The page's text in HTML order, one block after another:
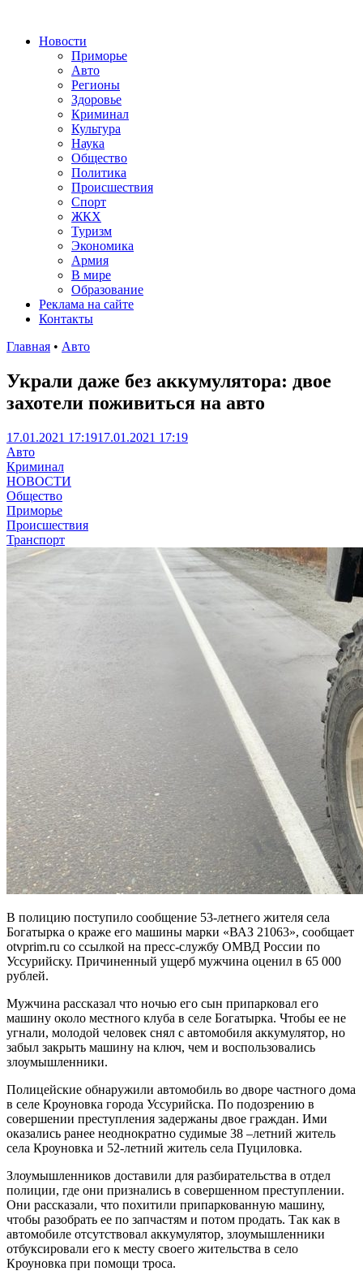
Новости
Приморье
Авто
Регионы
Здоровье
Криминал
Культура
Наука
Общество
Политика
Происшествия
Спорт
ЖКХ
Туризм
Экономика
Армия
В мире
Образование
Реклама на сайте
Контакты
Главная • Авто
Украли даже без аккумулятора: двое
захотели поживиться на авто
17.01.2021 17:1917.01.2021 17:19
Авто
Криминал
НОВОСТИ
Общество
Приморье
Происшествия
Транспорт
В полицию поступило сообщение 53-летнего жителя села
Богатырка о краже его машины марки «ВАЗ 21063», сообщает
otvprim.ru со ссылкой на пресс-службу ОМВД России по
Уссурийску. Причиненный ущерб мужчина оценил в 65 000
рублей.
Мужчина рассказал что ночью его сын припарковал его
машину около местного клуба в селе Богатырка. Чтобы ее не
угнали, молодой человек снял с автомобиля аккумулятор, но
забыл закрыть машину на ключ, чем и воспользовались
злоумышленники.
Полицейские обнаружили автомобиль во дворе частного дома
в селе Кроуновка города Уссурийска. По подозрению в
совершении преступления задержаны двое граждан. Ими
оказались ранее неоднократно судимые 38 –летний житель
села Кроуновка и 52-летний житель села Пуциловка.
Злоумышленников доставили для разбирательства в отдел
полиции, где они признались в совершенном преступлении.
Они рассказали, что похитили припаркованную машину,
чтобы разобрать ее по запчастям и потом продать. Так как в
автомобиле отсутствовал аккумулятор, злоумышленники
отбуксировали его к месту своего жительства в село
Кроуновка при помощи троса.